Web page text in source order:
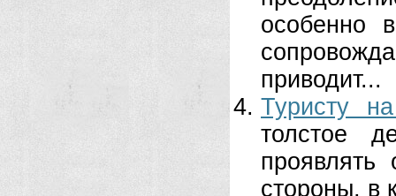
особенно
приводит...
Туристу
толстое
проявлять
стороны, в